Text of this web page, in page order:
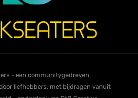
- een communitygedreven
liefhebbers, met bijdragen vanuit